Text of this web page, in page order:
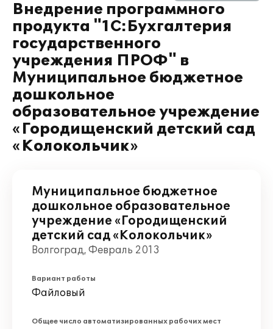
Внедрение программного
продукта "1С:Бухгалтерия
государственного
учреждения ПРОФ" в
Муниципальное бюджетное
дошкольное
образовательное учреждение
«Городищенский детский сад
«Колокольчик»
Муниципальное бюджетное
дошкольное образовательное
учреждение «Городищенский
детский сад «Колокольчик»
Волгоград, Февраль 2013
Вариант работы
Файловый
Общее число автоматизированных рабочих мест